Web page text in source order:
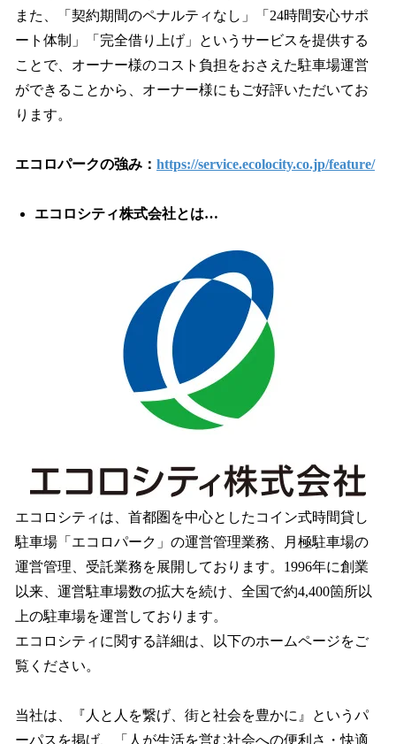
また、「契約期間のペナルティなし」「24時間安心サポ
ート体制」「完全借り上げ」というサービスを提供する
ことで、オーナー様のコスト負担をおさえた駐車場運営
ができることから、オーナー様にもご好評いただいてお
ります。
エコロパークの強み： https://service.ecolocity.co.jp/feature/
エコロシティ株式会社とは…
エコロシティは、首都圏を中心としたコイン式時間貸し
駐車場「エコロパーク」の運営管理業務、月極駐車場の
運営管理、受託業務を展開しております。1996年に創業
以来、運営駐車場数の拡大を続け、全国で約4,400箇所以
上の駐車場を運営しております。
エコロシティに関する詳細は、以下のホームページをご
覧ください。
当社は、『人と人を繋げ、街と社会を豊かに』というパ
ーパスを掲げ、「人が生活を営む社会への便利さ・快適